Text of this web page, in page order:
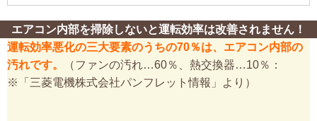
エアコン内部を掃除しないと運転効率は改善されません！
運転効率悪化の三大要素のうちの70％は、エアコン内部の
汚れです。
（ファンの汚れ…60％、熱交換器…10％：
※「三菱電機株式会社パンフレット情報」より）